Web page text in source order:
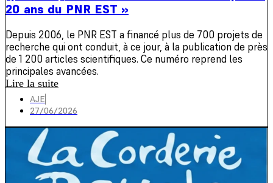
20 ans du PNR EST »
Depuis 2006, le PNR EST a financé plus de 700 projets de
recherche qui ont conduit, à ce jour, à la publication de près
de 1 200 articles scientifiques. Ce numéro reprend les
principales avancées.
Lire la suite
AJE
27/06/2026